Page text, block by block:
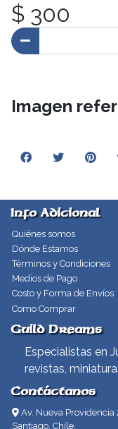
$ 300
Imagen
Info Adicional
Quiénes somos
Dónde Estamos
Términos y Condiciones
Medios de Pago
Costo y Forma de Envíos
Como Comprar
Guild Dreams
Especialistas en
revistas,
Contáctanos
Av. Nueva Providencia
Santiago, Chile.